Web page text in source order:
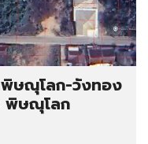
ษณุโลก-วังทอง
พิษณุโลก